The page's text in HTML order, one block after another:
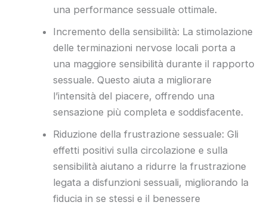
una performance sessuale ottimale.
Incremento della sensibilità: La stimolazione
delle terminazioni nervose locali porta a
una maggiore sensibilità durante il rapporto
sessuale. Questo aiuta a migliorare
l’intensità del piacere, offrendo una
sensazione più completa e soddisfacente.
Riduzione della frustrazione sessuale: Gli
effetti positivi sulla circolazione e sulla
sensibilità aiutano a ridurre la frustrazione
legata a disfunzioni sessuali, migliorando la
fiducia in se stessi e il benessere